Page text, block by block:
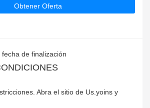
Obtener Oferta
fecha de finalización
Abra el sitio de Us.yoins y